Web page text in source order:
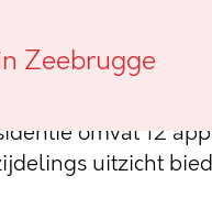
Zeebrugge
De
omvat 12
uitzicht